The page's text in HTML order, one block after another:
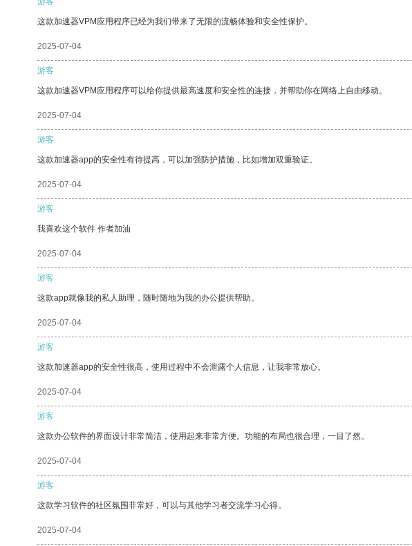
这款加速器VPM应用程序已经为我们带来了无限的流畅体验和安全性保护。
2025-07-04
游客
这款加速器VPM应用程序可以给你提供最高速度和安全性的连接，并帮助你在网络上自由移动。
2025-07-04
游客
这款加速器app的安全性有待提高，可以加强防护措施，比如增加双重验证。
2025-07-04
游客
我喜欢这个软件 作者加油
2025-07-04
游客
这款app就像我的私人助理，随时随地为我的办公提供帮助。
2025-07-04
游客
这款加速器app的安全性很高，使用过程中不会泄露个人信息，让我非常放心。
2025-07-04
游客
这款办公软件的界面设计非常简洁，使用起来非常方便。功能的布局也很合理，一目了然。
2025-07-04
游客
这款学习软件的社区氛围非常好，可以与其他学习者交流学习心得。
2025-07-04